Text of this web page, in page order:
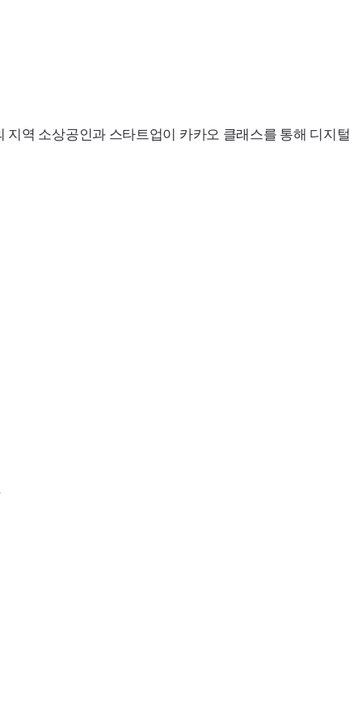
역 소상공인과 스타트업이 카카오 클래스를 통해 디지털